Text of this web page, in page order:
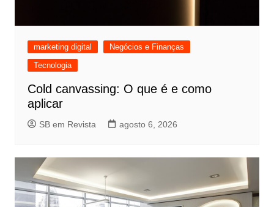
marketing digital
Negócios e Finanças
Tecnologia
Cold canvassing: O que é e como
aplicar
SB em Revista agosto 6, 2026